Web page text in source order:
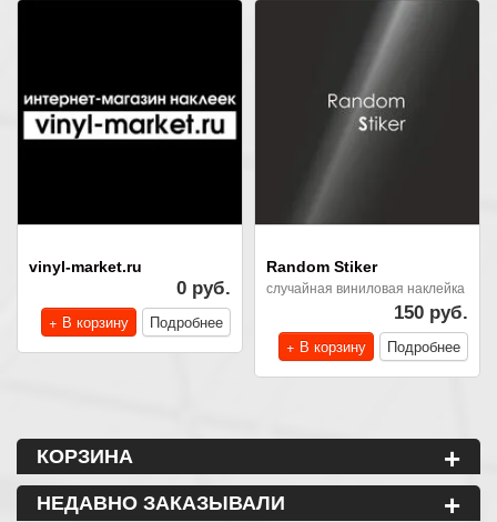
vinyl-market.ru
0 руб.
+ В корзину
Подробнее
Random Stiker
случайная виниловая наклейка
150 руб.
+ В корзину
Подробнее
КОРЗИНА +
НЕДАВНО ЗАКАЗЫВАЛИ +